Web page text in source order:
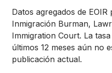
Datos agregados de
Inmigración Burman,
Immigration Court. La
últimos 12 meses aún no
publicación actual.